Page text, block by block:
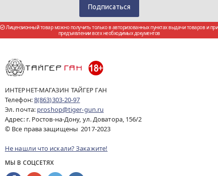
Лицензионный товар можно получить только в авторизованных пунктах выдачи товаров и при
предъявлении всех необходимых документов
ИНТЕРНЕТ-МАГАЗИН ТАЙГЕР ГАН
Телефон:8(863)303-20-97
Эл. почта: proshop@tiger-gun.ru
Адрес: г. Ростов-на-Дону, ул. Доватора, 156/2
© Все права защищены 2017-2023
Не нашли что искали? Закажите!
МЫ В СОЦСЕТЯХ